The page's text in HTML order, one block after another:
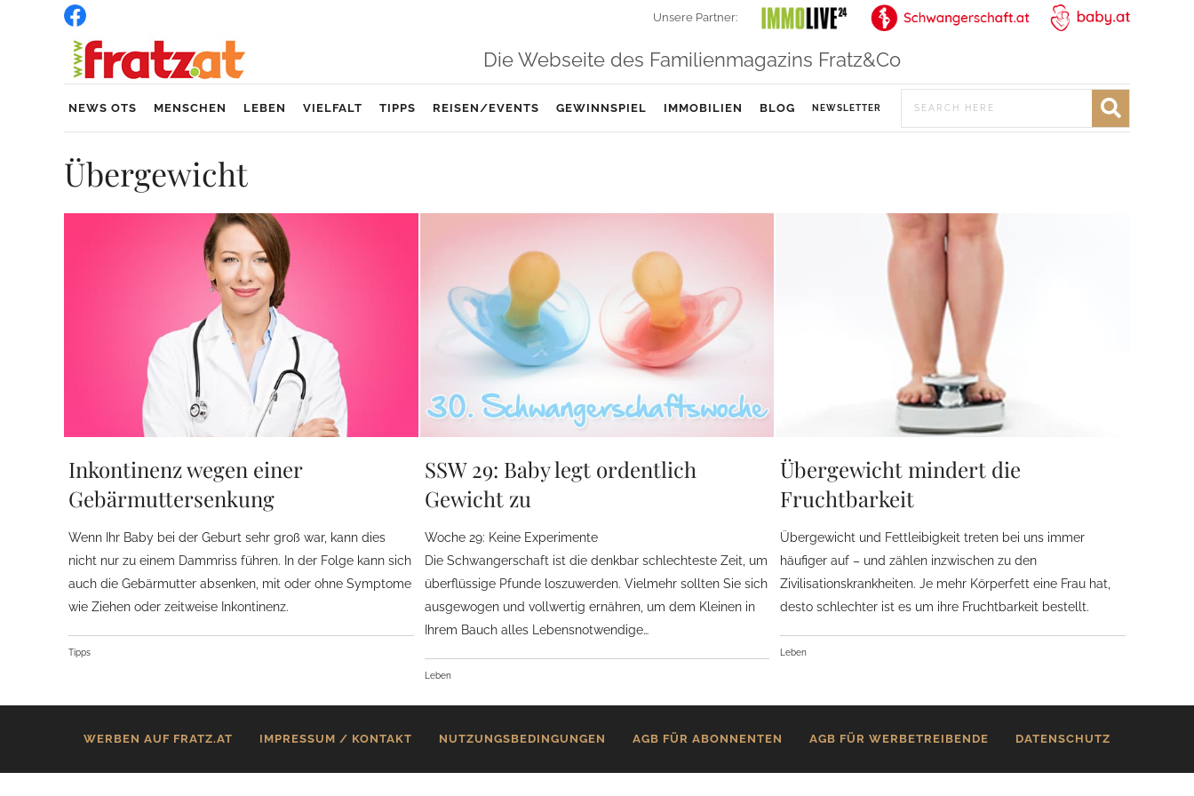
Unsere Partner:
Die Webseite des Familienmagazins Fratz&Co
NEWS OTS MENSCHEN LEBEN VIELFALT TIPPS REISEN/EVENTS GEWINNSPIEL IMMOBILIEN BLOG NEWSLETTER
Übergewicht
Inkontinenz wegen einer
Gebärmuttersenkung
Wenn Ihr Baby bei der Geburt sehr groß war, kann dies
nicht nur zu einem Dammriss führen. In der Folge kann sich
auch die Gebärmutter absenken, mit oder ohne Symptome
wie Ziehen oder zeitweise Inkontinenz.
Tipps
SSW 29: Baby legt ordentlich
Gewicht zu
Woche 29: Keine Experimente
Die Schwangerschaft ist die denkbar schlechteste Zeit, um
überflüssige Pfunde loszuwerden. Vielmehr sollten Sie sich
ausgewogen und vollwertig ernähren, um dem Kleinen in
Ihrem Bauch alles Lebensnotwendige…
Leben
Übergewicht mindert die
Fruchtbarkeit
Übergewicht und Fettleibigkeit treten bei uns immer
häufiger auf – und zählen inzwischen zu den
Zivilisationskrankheiten. Je mehr Körperfett eine Frau hat,
desto schlechter ist es um ihre Fruchtbarkeit bestellt.
Leben
WERBEN AUF FRATZ.AT IMPRESSUM / KONTAKT NUTZUNGSBEDINGUNGEN AGB FÜR ABONNENTEN AGB FÜR WERBETREIBENDE DATENSCHUTZ